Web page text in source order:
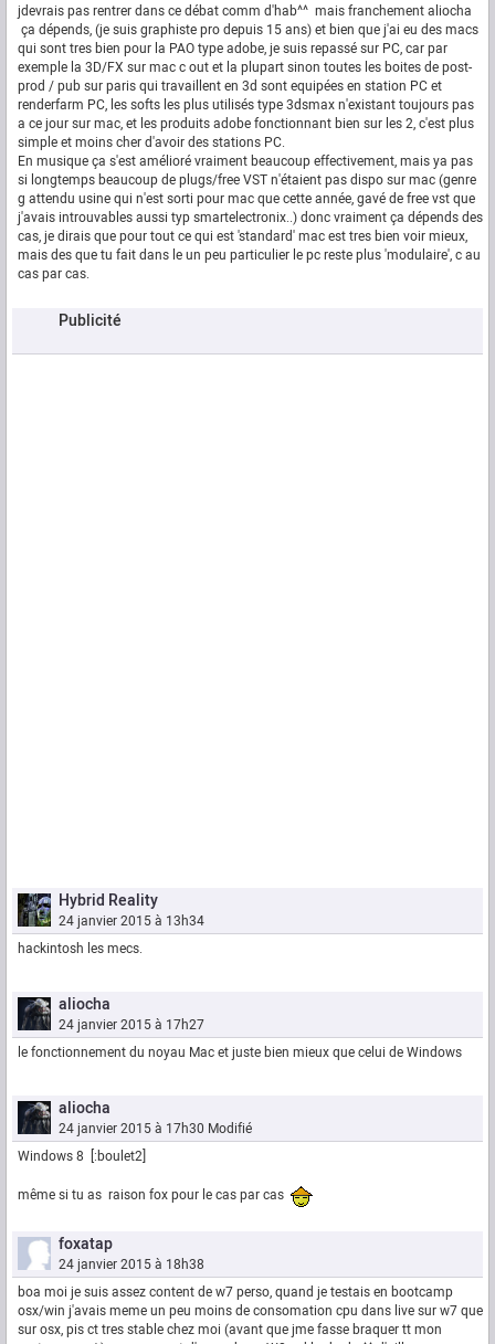
jdevrais pas rentrer dans ce débat comm d'hab^^ mais franchement aliocha
ça dépends, (je suis graphiste pro depuis 15 ans) et bien que j'ai eu des macs
qui sont tres bien pour la PAO type adobe, je suis repassé sur PC, car par
exemple la 3D/FX sur mac c out et la plupart sinon toutes les boites de post-
prod / pub sur paris qui travaillent en 3d sont equipées en station PC et
renderfarm PC, les softs les plus utilisés type 3dsmax n'existant toujours pas
a ce jour sur mac, et les produits adobe fonctionnant bien sur les 2, c'est plus
simple et moins cher d'avoir des stations PC.
En musique ça s'est amélioré vraiment beaucoup effectivement, mais ya pas
si longtemps beaucoup de plugs/free VST n'étaient pas dispo sur mac (genre
g attendu usine qui n'est sorti pour mac que cette année, gavé de free vst que
j'avais introuvables aussi typ smartelectronix..) donc vraiment ça dépends des
cas, je dirais que pour tout ce qui est 'standard' mac est tres bien voir mieux,
mais des que tu fait dans le un peu particulier le pc reste plus 'modulaire', c au
cas par cas.
Publicité
Hybrid Reality
24 janvier 2015 à 13h34
hackintosh les mecs.
aliocha
24 janvier 2015 à 17h27
le fonctionnement du noyau Mac et juste bien mieux que celui de Windows
aliocha
24 janvier 2015 à 17h30 Modifié
Windows 8 [:boulet2]
même si tu as raison fox pour le cas par cas
foxatap
24 janvier 2015 à 18h38
boa moi je suis assez content de w7 perso, quand je testais en bootcamp
osx/win j'avais meme un peu moins de consomation cpu dans live sur w7 que
sur osx, pis ct tres stable chez moi (avant que jme fasse braquer tt mon